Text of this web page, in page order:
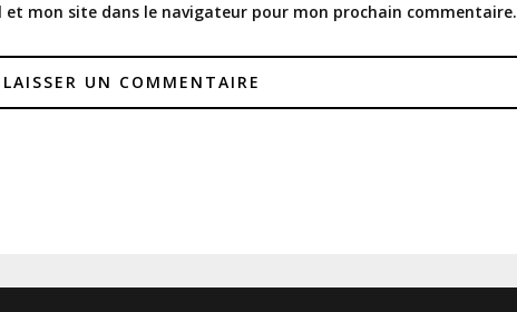
mon site dans le navigateur pour mon prochain commentaire.